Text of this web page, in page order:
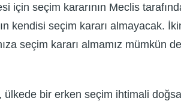
için seçim kararının Meclis
kendisi seçim kararı almayacak.
seçim kararı almamız mümkün
bir erken seçim ihtimali